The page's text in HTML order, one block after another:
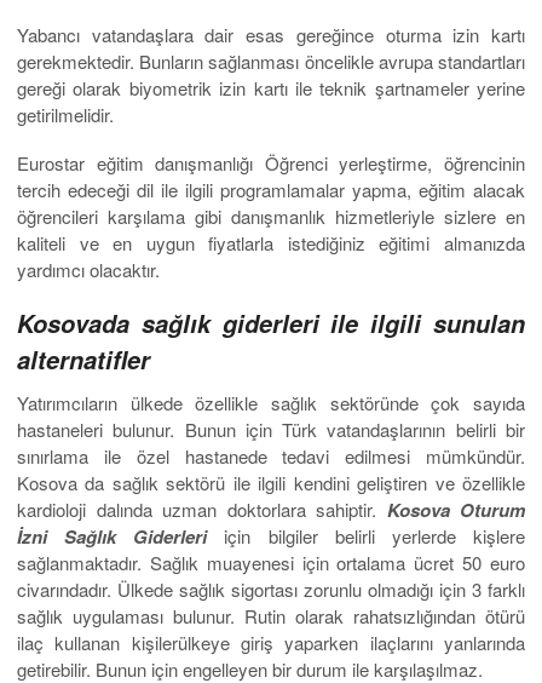
Yabancı vatandaşlara dair esas gereğince oturma izin kartı
gerekmektedir. Bunların sağlanması öncelikle avrupa standartları
gereği olarak biyometrik izin kartı ile teknik şartnameler yerine
getirilmelidir.
Eurostar eğitim danışmanlığı Öğrenci yerleştirme, öğrencinin
tercih edeceği dil ile ilgili programlamalar yapma, eğitim alacak
öğrencileri karşılama gibi danışmanlık hizmetleriyle sizlere en
kaliteli ve en uygun fiyatlarla istediğiniz eğitimi almanızda
yardımcı olacaktır.
Kosovada sağlık giderleri ile ilgili sunulan
alternatifler
Yatırımcıların ülkede özellikle sağlık sektöründe çok sayıda
hastaneleri bulunur. Bunun için Türk vatandaşlarının belirli bir
sınırlama ile özel hastanede tedavi edilmesi mümkündür.
Kosova da sağlık sektörü ile ilgili kendini geliştiren ve özellikle
kardioloji dalında uzman doktorlara sahiptir. Kosova Oturum
İzni Sağlık Giderleriiçin bilgiler belirli yerlerde kişlere
sağlanmaktadır. Sağlık muayenesi için ortalama ücret 50 euro
civarındadır. Ülkede sağlık sigortası zorunlu olmadığı için 3 farklı
sağlık uygulaması bulunur. Rutin olarak rahatsızlığından ötürü
ilaç kullanan kişilerülkeye giriş yaparken ilaçlarını yanlarında
getirebilir. Bunun için engelleyen bir durum ile karşılaşılmaz.